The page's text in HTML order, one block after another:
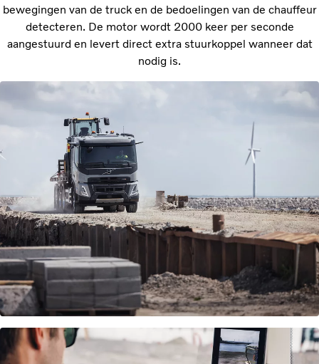
bewegingen van de truck en de bedoelingen van de chauffeur
detecteren. De motor wordt 2000 keer per seconde
aangestuurd en levert direct extra stuurkoppel wanneer dat
nodig is.